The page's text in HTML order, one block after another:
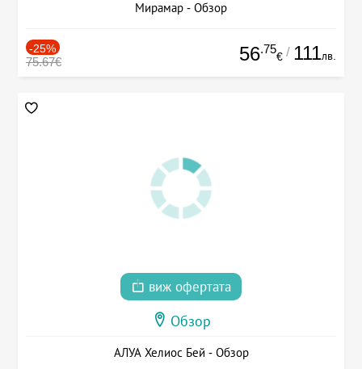
Мирамар - Обзор
-25%
75.67€ 56.75
€ / 111лв.
виж офертата
Обзор
АЛУА Хелиос Бей - Обзор